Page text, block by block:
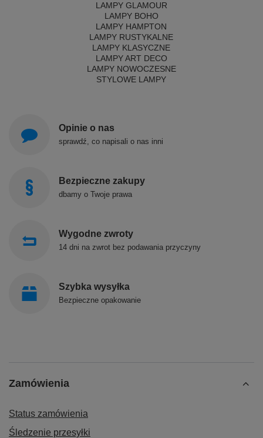
LAMPY GLAMOUR
LAMPY BOHO
LAMPY HAMPTON
LAMPY RUSTYKALNE
LAMPY KLASYCZNE
LAMPY ART DECO
LAMPY NOWOCZESNE
STYLOWE LAMPY
Opinie o nas
sprawdź, co napisali o nas inni
Bezpieczne zakupy
dbamy o Twoje prawa
Wygodne zwroty
14 dni na zwrot bez podawania przyczyny
Szybka wysyłka
Bezpieczne opakowanie
Zamówienia
Status zamówienia
Śledzenie przesyłki